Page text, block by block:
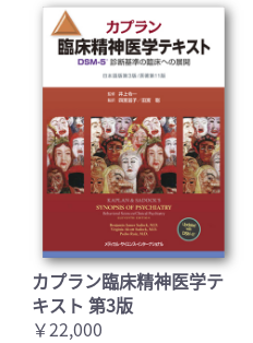
カプラン臨床精神医学テ
キスト 第3版
￥22,000